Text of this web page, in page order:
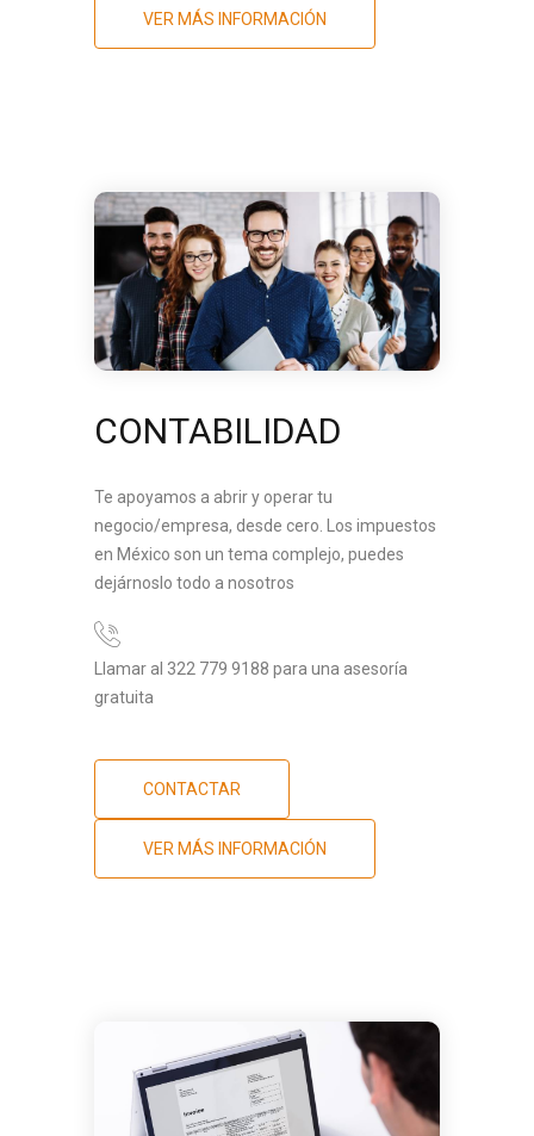
VER MÁS INFORMACIÓN
CONTABILIDAD
Te apoyamos a abrir y operar tu
negocio/empresa, desde cero. Los impuestos
en México son un tema complejo, puedes
dejárnoslo todo a nosotros
Llamar al 322 779 9188 para una asesoría
gratuita
CONTACTAR
VER MÁS INFORMACIÓN